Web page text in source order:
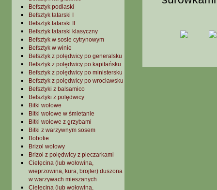
Befsztyk podlaski
Befsztyk tatarski I
Befsztyk tatarski II
Befsztyk tatarski klasyczny
Befsztyk w sosie cytrynowym
Befsztyk w winie
Befsztyk z polędwicy po generalsku
Befsztyk z polędwicy po kapitańsku
Befsztyk z polędwicy po ministersku
Befsztyk z polędwicy po wrocławsku
Befsztyki z balsamico
Befsztyki z polędwicy
Bitki wołowe
Bitki wołowe w śmietanie
Bitki wołowe z grzybami
Bitki z warzywnym sosem
Bobotie
Brizol wołowy
Brizol z polędwicy z pieczarkami
Cielęcina (lub wołowina,
wieprzowina, kura, brojler) duszona
w warzywach mieszanych
Cielęcina (lub wołowina,